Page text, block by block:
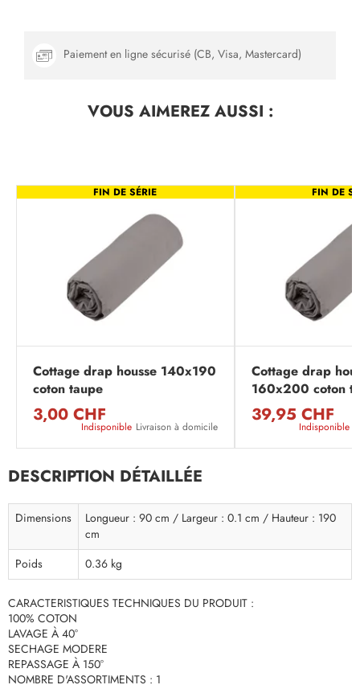
Paiement en ligne sécurisé (CB, Visa, Mastercard)
VOUS AIMEREZAUSSI :
FIN DE SÉRIE
Cottage drap housse 140x190
coton taupe
3,00 CHF
Indisponible Livraison à domicile
FIN DE
Cottage drap
160x200 coton
39,95 CHF
Indisponible
DESCRIPTION DÉTAILLÉE
Dimensions
Longueur : 90 cm / Largeur : 0.1 cm / Hauteur : 190
cm
Poids
0.36 kg
CARACTERISTIQUES TECHNIQUES DU PRODUIT :
100% COTON
LAVAGE À 40°
SECHAGE MODERE
REPASSAGE À 150°
NOMBRE D'ASSORTIMENTS : 1